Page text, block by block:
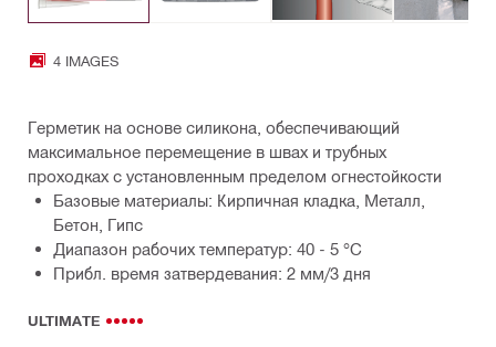
4 IMAGES
Герметик на основе силикона, обеспечивающий
максимальное перемещение в швах и трубных
проходках с установленным пределом огнестойкости
Базовые материалы: Кирпичная кладка, Металл,
Бетон, Гипс
Диапазон рабочих температур: 40 - 5 °C
Прибл. время затвердевания: 2 мм/3 дня
ULTIMATE